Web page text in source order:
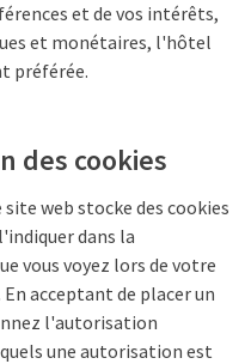
et de vos intérêts,
et monétaires, l'hôtel
préférée.
des cookies
web stocke des cookies
dans la
vous voyez lors de votre
acceptant de placer un
l'autorisation
une autorisation est